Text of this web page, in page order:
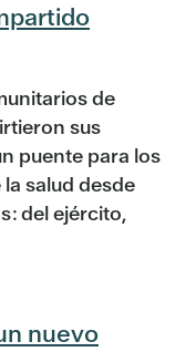
de
sus
puente para los
salud desde
del ejército,
nuevo